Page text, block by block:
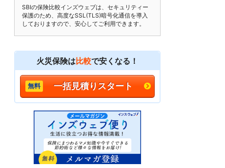
SBIの保険比較インズウェブは、セキュリティー
保護のため、高度なSSL(TLS)暗号化通信を導入
しておりますので、安心してご利用できます。
火災保険は比較で安くなる！
一括見積りスタート